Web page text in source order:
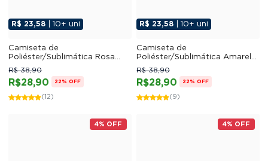
R$ 23,58 | 10+ uni
Camiseta de
Poliéster/Sublimática Rosa
Claro
R$28,90
R$ 38,90
22% OFF
(12)
R$ 23,58 | 10+ uni
Camiseta de
Poliéster/Sublimática Amarelo
Canário
R$28,90
R$ 38,90
22% OFF
(9)
4% OFF 4% OFF